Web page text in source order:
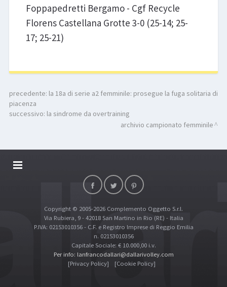
Foppapedretti Bergamo - Cgf Recycle
Florens Castellana Grotte 3-0 (25-14; 25-
17; 25-21)
precedente: la 18a di serie a2 femminile: prosegue la fuga solitaria di
piacenza
successivo: la sindrome da overtraining
archivio campionato femminile
DALLARIVOLLEY SOSTIENE
TOP RICERCHE
SITE MAP
Copyright © 2005-2026 Complemento Oggetto S.r.l.
Via Rubiera, 9 - 42018 San Martino in Rio (RE) - Italia
P.IVA: 02153010356 - C.F. e Registro Imprese di Reggio Emilia
n. 02153010356
Capitale Sociale: € 10.000,00 i.v.
Per info: lanfrancodallari@dallarivolley.com
[Privacy Policy]
[Cookie Policy]